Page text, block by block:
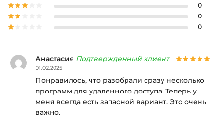
0
0
0
Анастасия Подтвержденный клиент
01.02.2025
Понравилось, что разобрали сразу несколько
программ для удаленного доступа. Теперь у
меня всегда есть запасной вариант. Это очень
важно.